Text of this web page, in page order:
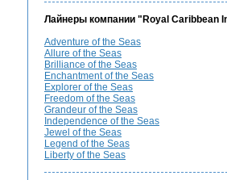
Лайнеры компании "Royal Caribbean
Adventure of the Seas
Allure of the Seas
Brilliance of the Seas
Enchantment of the Seas
Explorer of the Seas
Freedom of the Seas
Grandeur of the Seas
Independence of the Seas
Jewel of the Seas
Legend of the Seas
Liberty of the Seas